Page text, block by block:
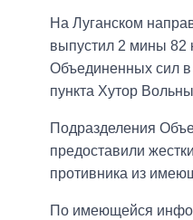
На Луганском
выпустил 2 мины 82
Объединенных сил в
пункта Хутор
Подразделения
предоставили
противника из
По имеющейся